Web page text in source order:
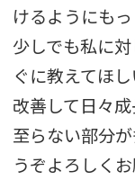
けるようにもっ
少しでも私に
ぐに教えてほし
改善して日々
至らない部分
うぞよろしく